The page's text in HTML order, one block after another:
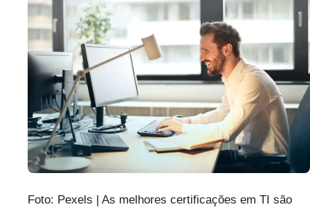
Foto: Pexels | As melhores certificações em TI são